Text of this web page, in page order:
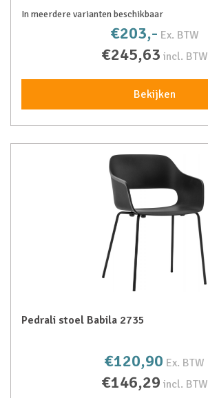
In meerdere varianten beschikbaar
€203,- Ex. BTW
€245,63 incl. BTW
Bekijken
Pedrali stoel Babila 2735
€120,90 Ex. BTW
€146,29 incl. BTW